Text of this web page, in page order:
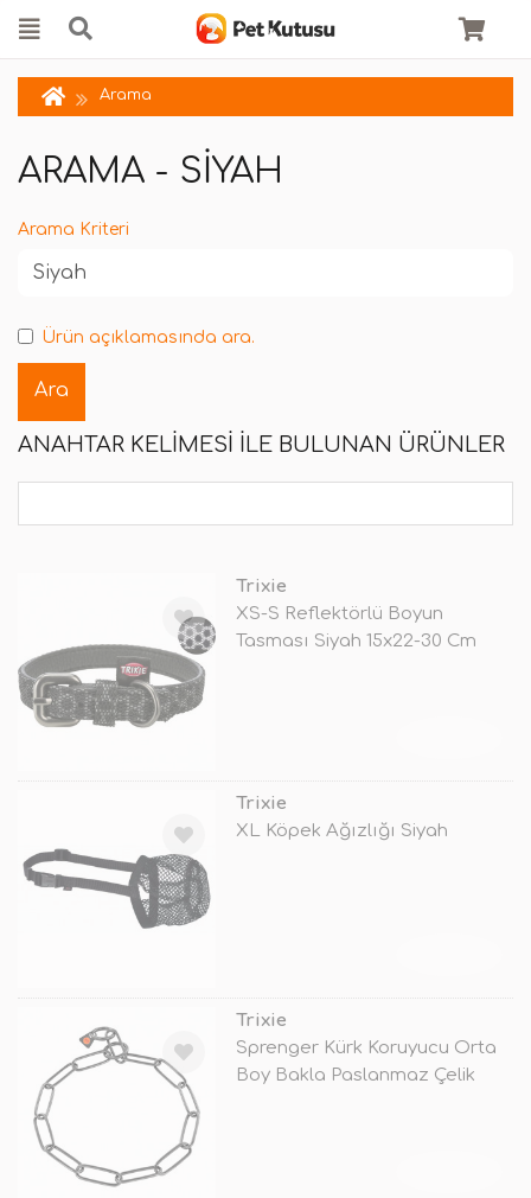
Arama
ARAMA - SIYAH
Arama Kriteri
Ürün açıklamasında ara.
ANAHTAR KELIMESI ILE BULUNAN ÜRÜNLER
Trixie
XS-S Reflektörlü Boyun
Tasması Siyah 15x22-30 Cm
Trixie
XL Köpek Ağızlığı Siyah
Trixie
Sprenger Kürk Koruyucu Orta
Boy Bakla Paslanmaz Çelik